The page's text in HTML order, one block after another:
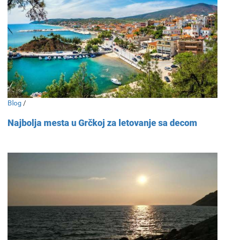
Blog /
Najbolja mesta u Grčkoj za letovanje sa decom